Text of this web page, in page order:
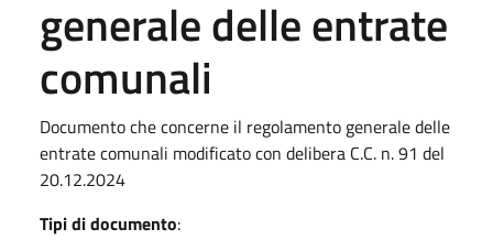
generale delle entrate
comunali
Documento che concerne il regolamento generale delle
entrate comunali modificato con delibera C.C. n. 91 del
20.12.2024
Tipi di documento: